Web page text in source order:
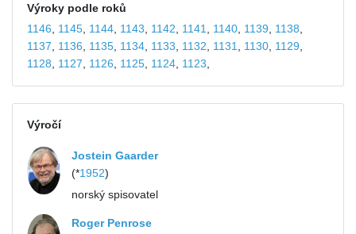
Výroky podle roků
1146
1145, 1144, 1143 1142 1141 1140, 1139 1138
1137
1136 1135, 1134, 1133 1132 1131 1130, 1129
1128
1127 1126 1125, 1124, 1123
Výročí
Jostein Gaarder
(*1952)
norský spisovatel
Roger Penrose